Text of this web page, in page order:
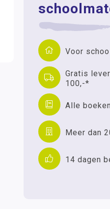
Voor
Gratis
100,-*
Alle
Meer dan
14 dagen